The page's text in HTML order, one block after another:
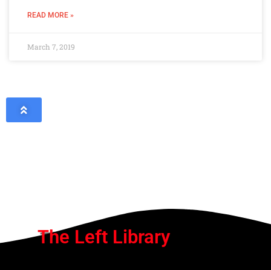
READ MORE »
March 7, 2019
The Left Library